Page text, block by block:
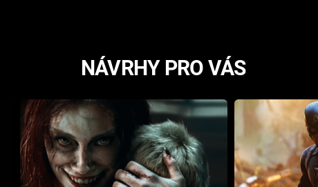
KINGDOM
DELIVERANCE
ESPORT
CHUCK
NORRIS
NÁVRHY PRO VÁS